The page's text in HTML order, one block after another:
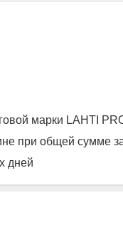
марки LAHTI
при общей сумме
дней